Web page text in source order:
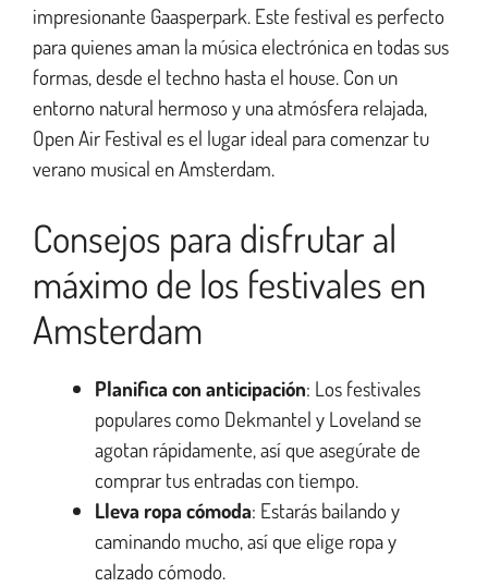
impresionante Gaasperpark. Este festival es perfecto
para quienes aman la música electrónica en todas sus
formas, desde el techno hasta el house. Con un
entorno natural hermoso y una atmósfera relajada,
Open Air Festival es el lugar ideal para comenzar tu
verano musical en Amsterdam.
Consejos para disfrutar al
máximo de los festivales en
Amsterdam
Planifica con anticipación: Los festivales
populares como Dekmantel y Loveland se
agotan rápidamente, así que asegúrate de
comprar tus entradas con tiempo.
Lleva ropa cómoda: Estarás bailando y
caminando mucho, así que elige ropa y
calzado cómodo.